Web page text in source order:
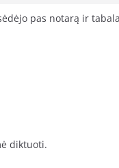
pas notarą ir
diktuoti.